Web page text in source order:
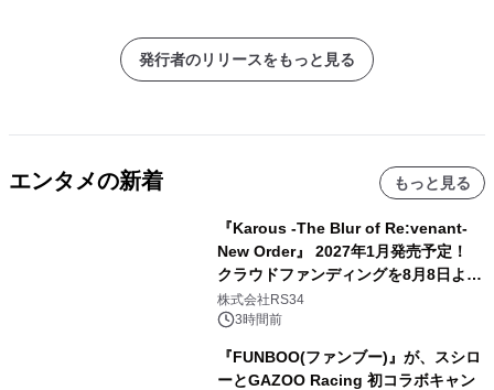
発行者のリリースをもっと見る
エンタメの新着 もっと見る
『Karous -The Blur of Re:venant-
New Order』 2027年1月発売予定！
クラウドファンディングを8月8日より
開始
株式会社RS34
3時間前
『FUNBOO(ファンブー)』が、スシロ
ーとGAZOO Racing 初コラボキャン